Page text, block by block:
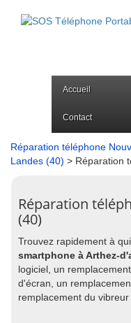
Accueil
Contact
Réparation téléphone
Landes (40) > Réparation
Réparation
(40)
Trouvez rapidement à
smartphone à Arthez-
logiciel, un
d'écran, un
remplacement du